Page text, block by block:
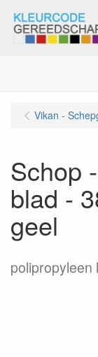
Vikan -
Schop
blad -
geel
polipropyleen